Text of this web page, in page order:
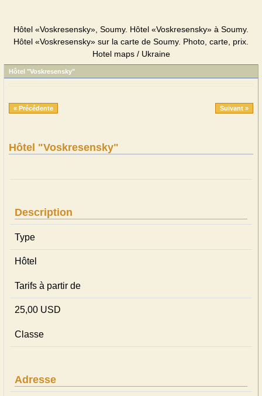
Hôtel «Voskresensky», Soumy. Hôtel «Voskresensky» à Soumy.
Hôtel «Voskresensky» sur la carte de Soumy. Photo, carte, prix.
Hotel maps / Ukraine
Hôtel "Voskresensky"
« Précédente Suivant »
Hôtel "Voskresensky"
Description
Type
Hôtel
Tarifs à partir de
25,00 USD
Classe
Adresse